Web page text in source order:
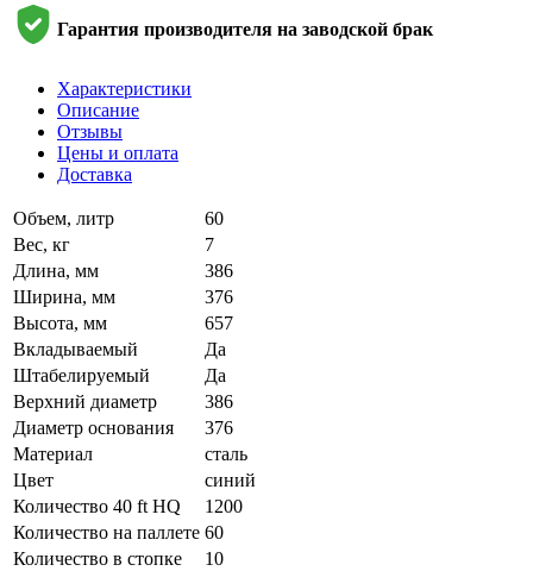
Гарантия производителя на заводской брак
Характеристики
Описание
Отзывы
Цены и оплата
Доставка
Объем, литр
60
Вес, кг
7
Длина, мм
386
Ширина, мм
376
Высота, мм
657
Вкладываемый
Да
Штабелируемый
Да
Верхний диаметр
386
Диаметр основания
376
Материал
сталь
Цвет
синий
Количество 40 ft HQ
1200
Количество на паллете 60
Количество в стопке
10